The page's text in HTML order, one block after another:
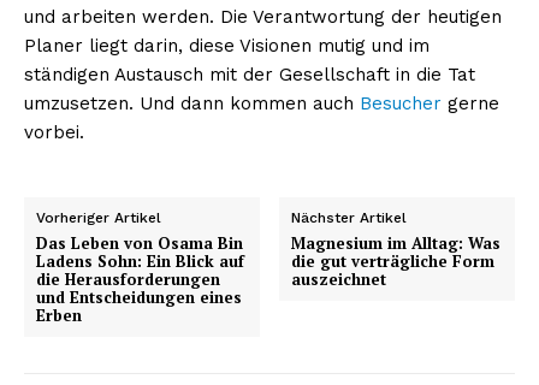
und arbeiten werden. Die Verantwortung der heutigen
Planer liegt darin, diese Visionen mutig und im
ständigen Austausch mit der Gesellschaft in die Tat
umzusetzen. Und dann kommen auch Besucher gerne
vorbei.
Vorheriger Artikel
Das Leben von Osama Bin
Ladens Sohn: Ein Blick auf
die Herausforderungen
und Entscheidungen eines
Erben
Nächster Artikel
Magnesium im Alltag: Was
die gut verträgliche Form
auszeichnet